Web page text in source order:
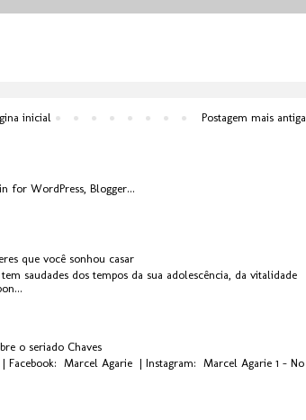
Postagem mais antiga
inicial
que você sonhou casar
saudades dos tempos da sua adolescência, da vitalidade
o seriado Chaves
Marcel Agarie | Instagram: Marcel Agarie 1 - No